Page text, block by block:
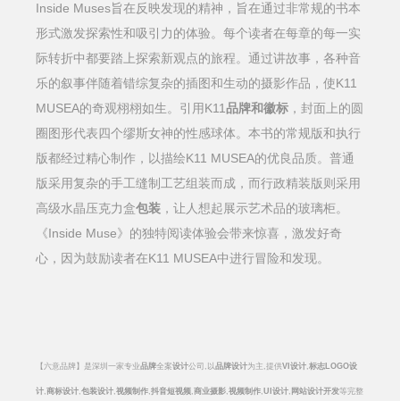
Inside Muses旨在反映发现的精神，旨在通过非常规的书本
形式激发探索性和吸引力的体验。每个读者在每章的每一实
际转折中都要踏上探索新观点的旅程。通过讲故事，各种音
乐的叙事伴随着错综复杂的插图和生动的摄影作品，使K11
MUSEA的奇观栩栩如生。引用K11品牌和徽标 ，封面上的圆
圈图形代表四个缪斯女神的性感球体。本书的常规版和执行
版都经过精心制作，以描绘K11 MUSEA的优良品质。普通
版采用复杂的手工缝制工艺组装而成，而行政精装版则采用
高级水晶压克力盒包装 ，让人想起展示艺术品的玻璃柜。
《Inside Muse》的独特阅读体验会带来惊喜，激发好奇
心，因为鼓励读者在K11 MUSEA中进行冒险和发现。
【六意品牌】是深圳一家专业品牌全案设计公司 , 以品牌设计为主 ,提供VI 设计,标志 LOGO设
计,商标设计,包装设计,视频制作,抖音短视频,商业摄影,视频制作,UI 设计, 网站设计开发等完整